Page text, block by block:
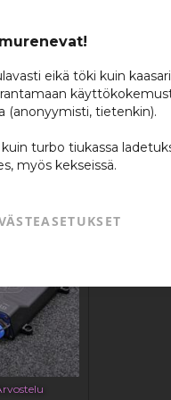
eikä töki kuin
(anonyymisti, tietenkin).
turbo tiukassa
myös kekseissä.